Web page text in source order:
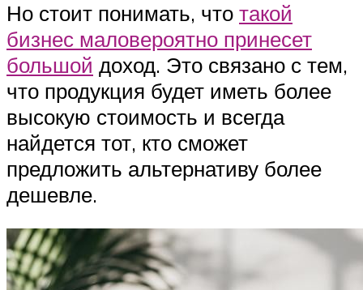
Но стоит понимать, что такой
бизнес маловероятно принесет
большой доход. Это связано с тем,
что продукция будет иметь более
высокую стоимость и всегда
найдется тот, кто сможет
предложить альтернативу более
дешевле.